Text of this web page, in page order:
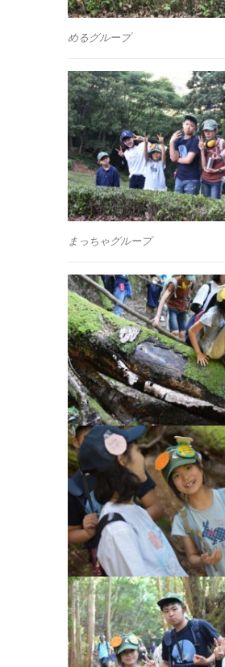
めるグループ
まっちゃグループ